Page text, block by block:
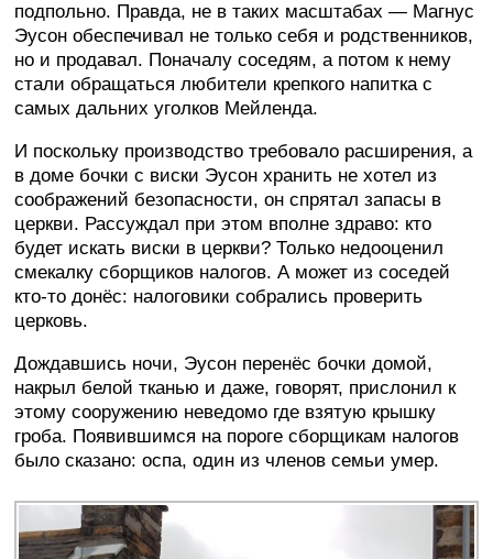
подпольно. Правда, не в таких масштабах — Магнус
Эусон обеспечивал не только себя и родственников,
но и продавал. Поначалу соседям, а потом к нему
стали обращаться любители крепкого напитка с
самых дальних уголков Мейленда.
И поскольку производство требовало расширения, а
в доме бочки с виски Эусон хранить не хотел из
соображений безопасности, он спрятал запасы в
церкви. Рассуждал при этом вполне здраво: кто
будет искать виски в церкви? Только недооценил
смекалку сборщиков налогов. А может из соседей
кто-то донёс: налоговики собрались проверить
церковь.
Дождавшись ночи, Эусон перенёс бочки домой,
накрыл белой тканью и даже, говорят, прислонил к
этому сооружению неведомо где взятую крышку
гроба. Появившимся на пороге сборщикам налогов
было сказано: оспа, один из членов семьи умер.